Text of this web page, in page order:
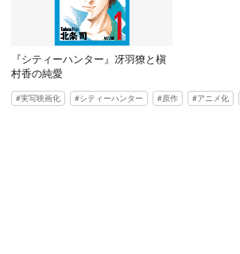
『シティーハンター』冴羽獠と槇
村香の純愛
実写映画化 シティーハンター 原作 アニメ化